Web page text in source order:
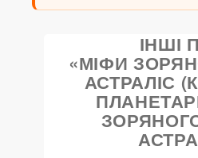
ІНШІ
«МІФИ
АСТРАЛІС